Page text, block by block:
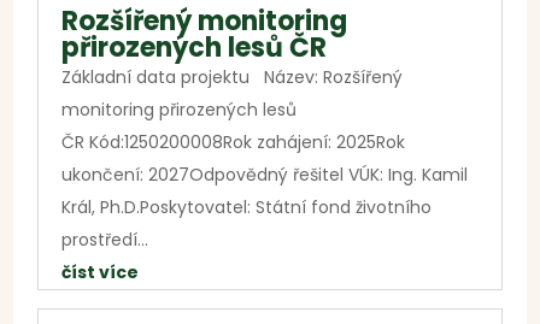
Rozšířený monitoring
přirozených lesů ČR
Základní data projektu Název: Rozšířený
monitoring přirozených lesů
ČR Kód:1250200008Rok zahájení: 2025Rok
ukončení: 2027Odpovědný řešitel VÚK: Ing. Kamil
Král, Ph.D.Poskytovatel: Státní fond životního
prostředí...
číst více